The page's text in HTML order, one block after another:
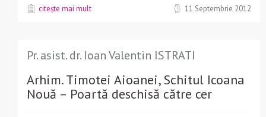
citește mai mult 11 Septembrie 2012
Pr. asist. dr. Ioan Valentin ISTRATI
Arhim. Timotei Aioanei, Schitul Icoana
Nouă – Poartă deschisă către cer